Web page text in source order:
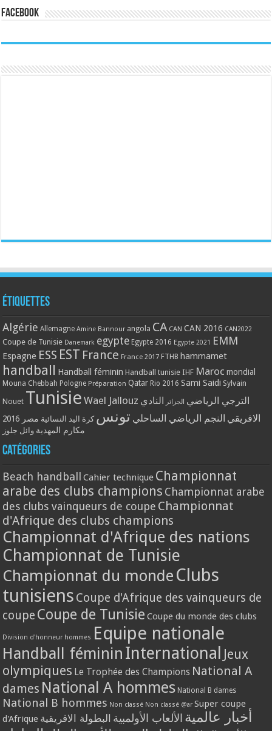
Facebook
Étiquettes
Algérie Allemagne Amine Bannour angola CA CAN CAN 2016 CAN2022
Coupe de Tunisie Danemark egypte Egypte 2016 Egypte 2021 EMM
Espagne ESS EST France France 2017 FTHB hammamet
handball Handball féminin Handball tunisie IHF Maroc mondial
Mouna Chebbah Pologne Préparation Qatar Rio 2016 Sami Saidi Sylvain
Nouet Tunisie Wael Jallouz الترجي الرياضي الجزائر
النادي
الافريقي النجم الرياضي الساحلي تونس كرة اليد النسائية مصر 2016
مكارم المهدية وائل جلوز
Catégories
Beach handball Cahier technique Championnat
arabe des clubs champions Championnat arabe
des clubs vainqueurs de coupe Championnat
d'Afrique des clubs champions
Championnat d'Afrique des nations
Championnat de Tunisie
Championnat du monde Clubs
tunisiens Coupe d'Afrique des vainqueurs de
coupe Coupe de Tunisie Coupe du monde des clubs
Division d'honneur hommes Equipe nationale
Handball féminin International Jeux
olympiques Le Trophée des Champions National A
dames National A hommes National B dames
National B hommes Non classé Non classé @ar Super coupe
d'Afrique
أخبار عالمية الألعاب الأولمبية البطولة الافريقية